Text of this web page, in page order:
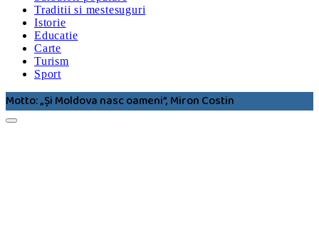
Traditii si mestesuguri
Istorie
Educatie
Carte
Turism
Sport
Motto: „Şi Moldova nasc oameni”, Miron Costin